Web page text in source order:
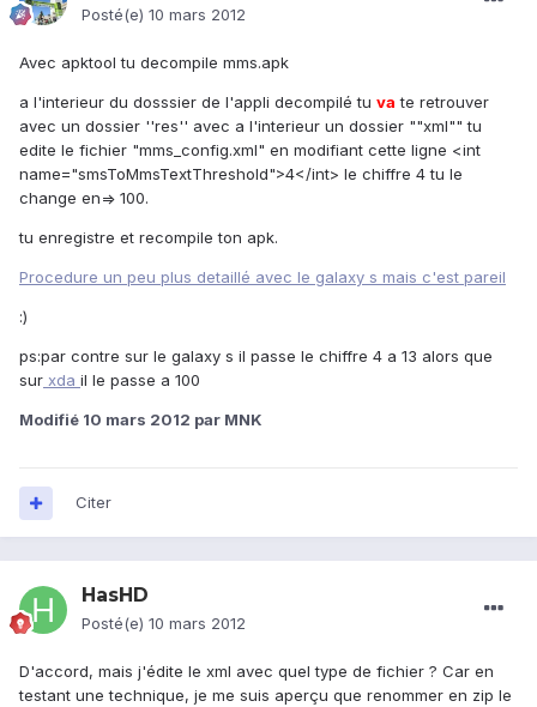
Posté(e) 10 mars 2012
Avec apktool tu decompile mms.apk
a l'interieur du dosssier de l'appli decompilé tu va te retrouver
avec un dossier ''res'' avec a l'interieur un dossier ""xml"" tu
edite le fichier "mms_config.xml" en modifiant cette ligne <int
name="smsToMmsTextThreshold">4</int> le chiffre 4 tu le
change en=> 100.
tu enregistre et recompile ton apk.
Procedure un peu plus detaillé avec le galaxy s mais c'est pareil
:)
ps:par contre sur le galaxy s il passe le chiffre 4 a 13 alors que
sur xda il le passe a 100
Modifié 10 mars 2012 par MNK
Citer
HasHD
Posté(e) 10 mars 2012
D'accord, mais j'édite le xml avec quel type de fichier ? Car en
testant une technique, je me suis aperçu que renommer en zip le